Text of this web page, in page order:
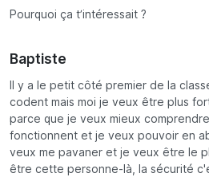
Pourquoi ça t’intéressait ?
Baptiste
Il y a le petit côté premier de la
codent mais moi je veux être plus
parce que je veux mieux
fonctionnent et je veux pouvoir en
veux me pavaner et je veux être le
être cette personne-là, la sécurité